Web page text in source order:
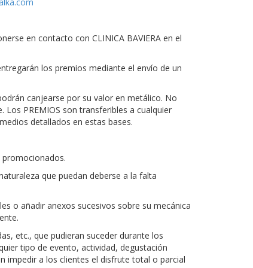
en contacto con CLINICA BAVIERA en el
los premios mediante el envío de un
canjearse por su valor en metálico. No
Los PREMIOS son transferibles a cualquier
detallados en estas bases.
promocionados.
que puedan deberse a la falta
o añadir anexos sucesivos sobre su mecánica
etc., que pudieran suceder durante los
tipo de evento, actividad, degustación
impedir a los clientes el disfrute total o parcial